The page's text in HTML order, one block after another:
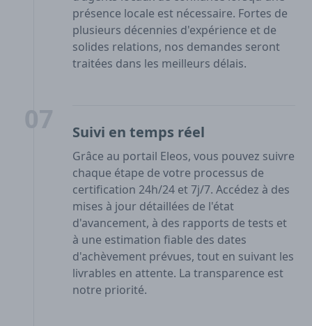
présence locale est nécessaire. Fortes de
plusieurs décennies d'expérience et de
solides relations, nos demandes seront
traitées dans les meilleurs délais.
Suivi en temps réel
Grâce au portail Eleos, vous pouvez suivre
chaque étape de votre processus de
certification 24h/24 et 7j/7. Accédez à des
mises à jour détaillées de l'état
d'avancement, à des rapports de tests et
à une estimation fiable des dates
d'achèvement prévues, tout en suivant les
livrables en attente. La transparence est
notre priorité.